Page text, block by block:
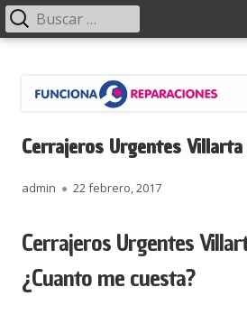
contenido
Menú
principal Buscar:
Cerrajeros Urgentes
Autor
admin
Publicado
22 febrero, 2017
Cerrajeros Urgentes
¿Cuanto me cuesta?